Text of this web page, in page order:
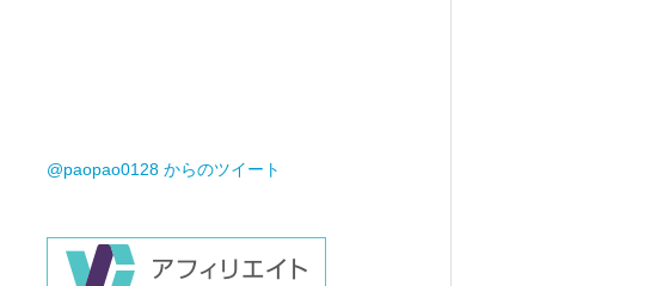
@paopao0128 からのツイート